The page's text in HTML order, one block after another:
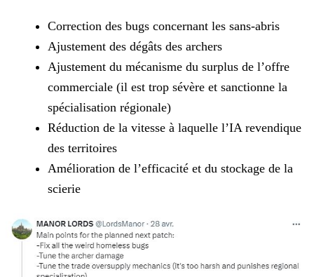
Correction des bugs concernant les sans-abris
Ajustement des dégâts des archers
Ajustement du mécanisme du surplus de l’offre
commerciale (il est trop sévère et sanctionne la
spécialisation régionale)
Réduction de la vitesse à laquelle l’IA revendique
des territoires
Amélioration de l’efficacité et du stockage de la
scierie